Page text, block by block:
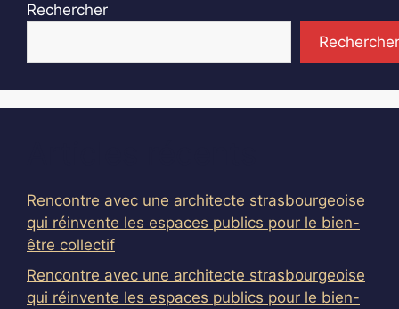
Rechercher
Rechercher
Rencontre avec une architecte strasbourgeoise
qui réinvente les espaces publics pour le bien-
être collectif
Rencontre avec une architecte strasbourgeoise
qui réinvente les espaces publics pour le bien-